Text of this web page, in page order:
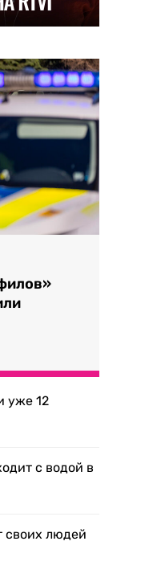
уже 12
с водой в
своих людей